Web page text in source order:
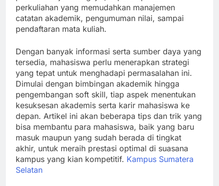
perkuliahan yang memudahkan manajemen
catatan akademik, pengumuman nilai, sampai
pendaftaran mata kuliah.
Dengan banyak informasi serta sumber daya yang
tersedia, mahasiswa perlu menerapkan strategi
yang tepat untuk menghadapi permasalahan ini.
Dimulai dengan bimbingan akademik hingga
pengembangan soft skill, tiap aspek menentukan
kesuksesan akademis serta karir mahasiswa ke
depan. Artikel ini akan beberapa tips dan trik yang
bisa membantu para mahasiswa, baik yang baru
masuk maupun yang sudah berada di tingkat
akhir, untuk meraih prestasi optimal di suasana
kampus yang kian kompetitif. Kampus Sumatera
Selatan